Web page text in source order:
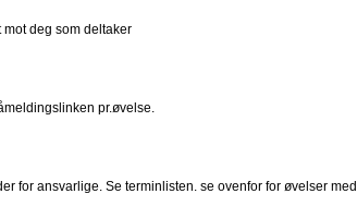
mot deg som deltaker
pr.øvelse.
for ansvarlige. Se terminlisten. se ovenfor for øvelser med